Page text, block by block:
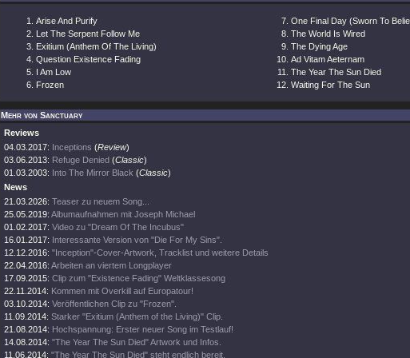
Arise And Purify
Let The Serpent Follow Me
Exitium (Anthem Of The Living)
Question Existence Fading
I Am Low
Frozen
One Final Day (Sworn To
The World Is Wired
The Dying Age
Ad Vitam Aeternam
The Year The Sun Died
Waiting For The Sun
Mehr von Sanctuary
Reviews
04.03.2017: Inceptions (Review)
03.06.2013: Refuge Denied (Classic)
01.03.2003: Into The Mirror Black (Classic)
News
21.03.2026: Teaser zu neuem Song...
25.05.2019: Albumaufnahmen mit Joseph Michael
01.02.2017: Video zu "Dream Of The Incubus"
16.01.2017: Interessante Version von "Die For My Sins".
12.12.2016: "Inception"-Cover-Artwork, Tracklist und weitere Details
22.04.2016: Arbeiten an viertem Longplayer
17.09.2015: Clip zum "Existence Fading" Weltklassesong
22.11.2014: Kommen mit Overkill auf Europatour!
03.10.2014: Veröffentlichen Clip zu "Frozen".
11.09.2014: Starker "Exitium (Anthem of the Living)" Clip.
21.08.2014: Hochspannung: Erster neuer Song im Testlauf!
14.08.2014: "The Year The Sun Died" Artwork und Infos.
11.06.2014: "The Year The Sun Died" steht endlich bereit.